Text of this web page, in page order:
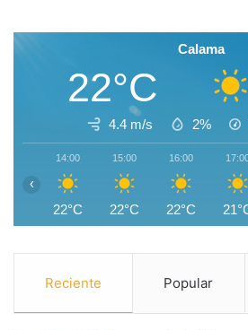
Calama
22°C
4.4 m/s 2%
14:00
22°C
15:00
22°C
16:00
22°C
‹
Reciente Popular